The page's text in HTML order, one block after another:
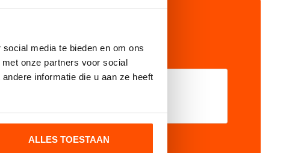
media te bieden en om ons
onze partners voor social
informatie die u aan ze heeft
ALLES TOESTAAN